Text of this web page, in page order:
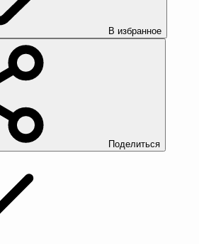
В избранное
Поделиться